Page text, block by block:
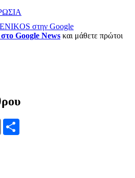
στην Google
Google News και μάθετε πρώτοι
Email